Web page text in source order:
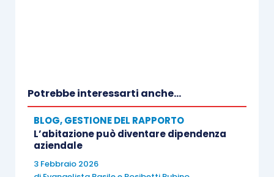
Inutile sottolineare che l’elemento più critico è
quello dell’etero-organizzazione, perché segna la
nuova linea di confine tra la disciplina del lavoro
subordinato e autonomo. E trattandosi di una
nozione nuova, lasciata all’interpretazione dei
Potrebbe interessarti anche...
BLOG,GESTIONE DEL RAPPORTO
L’abitazione può diventare dipendenza
aziendale
3 Febbraio 2026